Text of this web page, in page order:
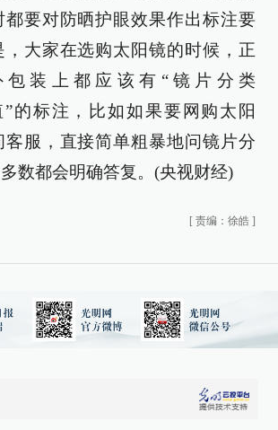
都要对防晒护眼效果作出标注要
大家在选购太阳镜的时候，正
包装上都应该有“镜片分类
”的标注，比如如果要网购太阳
服，直接简单粗暴地问镜片分
数都会明确答复。(央视财经)
[ 责编：徐皓 ]